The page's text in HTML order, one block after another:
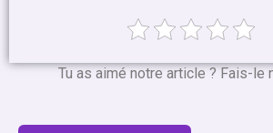
Tu as aimé notre article ? Fais-le